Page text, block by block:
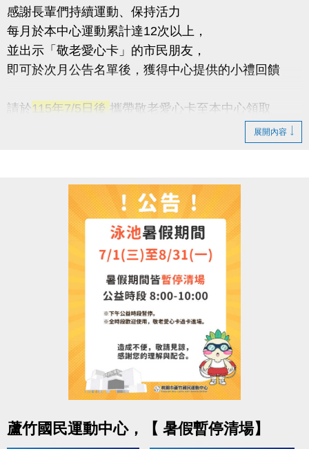
感謝長輩們持續運動、保持活力
每月於本中心運動累計達12次以上，
並出示「敬老愛心卡」的市民朋友，
即可於次月公告名單後，獲得中心提供的小禮回饋
請於115年7/5日後攜帶敬老愛心卡至本中心領取
◆ 不可委託他人代領
持續運動不僅讓身體更健康，
還能感受滿滿的鼓勵與心意
-洽詢專線：03-2639066 #112
-官網 :
https://www.lzsports.com.tw/zh_TW/news/pageID/1/
-FB : 桃園市蘆竹國民運動中心
-IG : @luzhusports
展開內容
蘆竹國民運動中心，【 暑假暫停清場】